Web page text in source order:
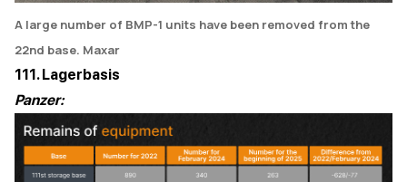
A large number of BMP-1 units have been removed from the
22nd base. Maxar
111. Lagerbasis
Panzer: